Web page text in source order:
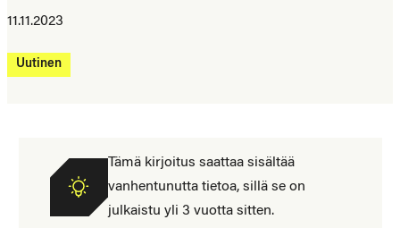
11.11.2023
Uutinen
Tämä kirjoitus saattaa sisältää
vanhentunutta tietoa, sillä se on
julkaistu yli 3 vuotta sitten.